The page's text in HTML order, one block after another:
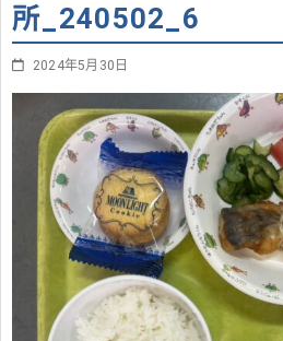
所_240502_6
2024年5月30日